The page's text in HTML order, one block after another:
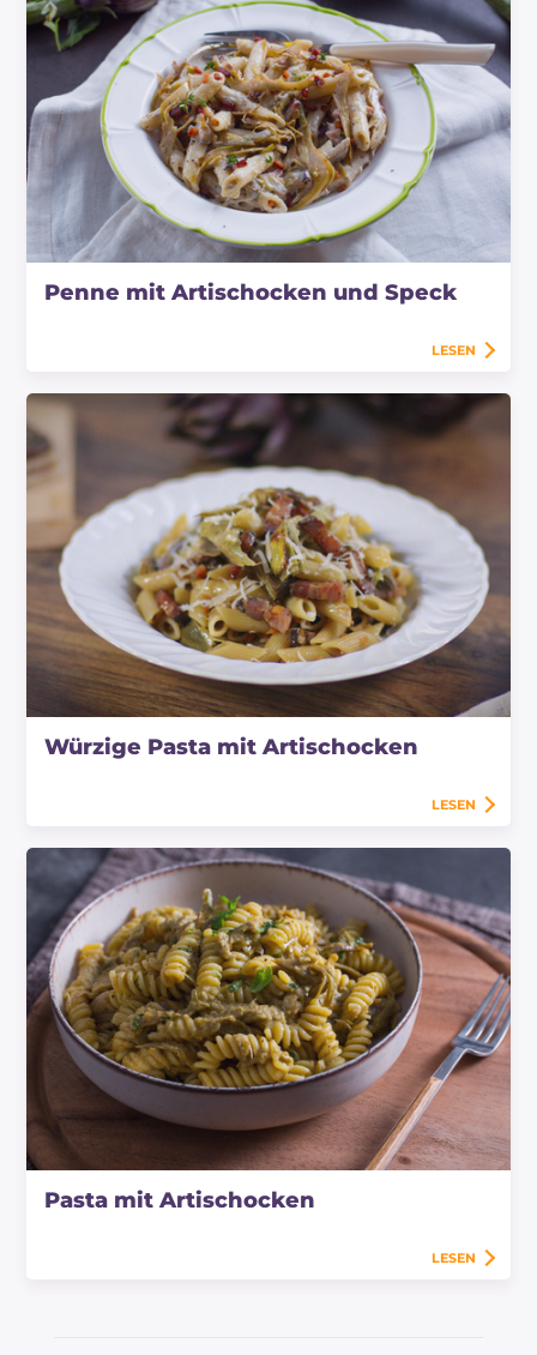
Penne mit Artischocken und Speck
LESEN
Würzige Pasta mit Artischocken
LESEN
Pasta mit Artischocken
LESEN